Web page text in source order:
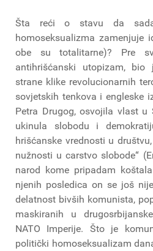
Šta reći o stavu da sada
homoseksualizma zamenjuje
obe su totalitarne)? Pre
antihrišćanski utopizam,
strane klike revolucionarnih
sovjetskih tenkova i engleske
Petra Drugog, osvojila vlast
ukinula slobodu i
hrišćanske vrednosti u
nužnosti u carstvo slobode“
narod kome pripadam
njenih posledica on se još
delatnost bivših komunista,
maskiranih u
NATO Imperije. Što je
politički homoseksualizam